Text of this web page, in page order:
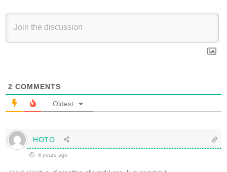
2 COMMENTS
Oldest
HOTO
6 years ago